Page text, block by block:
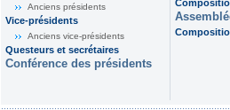
Anciens présidents
Vice-présidents
Anciens vice-présidents
Questeurs et secrétaires
Conférence des présidents